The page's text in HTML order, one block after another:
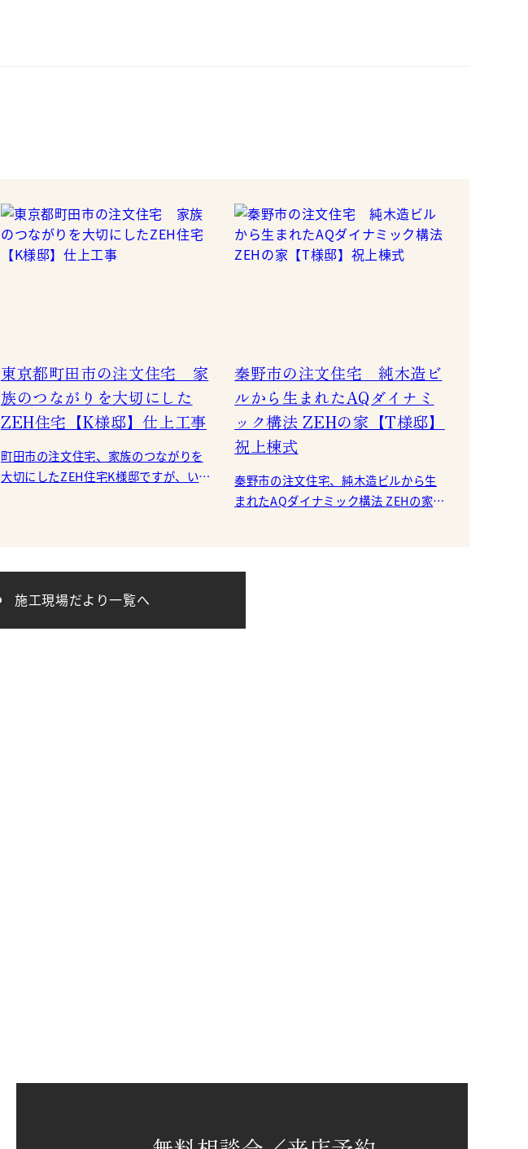
東京都町田市の注文住宅 家
族のつながりを大切にした
ZEH住宅【K様邸】仕上工事
町田市の注文住宅、家族のつながりを
大切にしたZEH住宅K様邸ですが、いよ
秦野市の注文住宅 純木造ビ
ルから生まれたAQダイナミ
ック構法 ZEHの家【T様邸】
祝上棟式
秦野市の注文住宅、純木造ビルから生
まれたAQダイナミック構法 ZEHの家、
施工現場だより一覧へ